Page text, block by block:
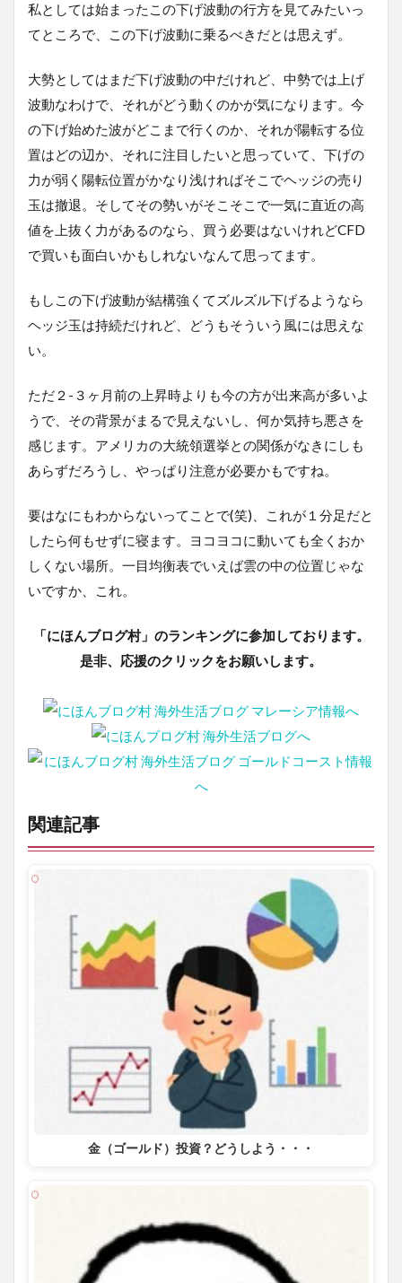
私としては始まったこの下げ波動の行方を見てみたいっ
てところで、この下げ波動に乗るべきだとは思えず。
大勢としてはまだ下げ波動の中だけれど、中勢では上げ
波動なわけで、それがどう動くのかが気になります。今
の下げ始めた波がどこまで行くのか、それが陽転する位
置はどの辺か、それに注目したいと思っていて、下げの
力が弱く陽転位置がかなり浅ければそこでヘッジの売り
玉は撤退。そしてその勢いがそこそこで一気に直近の高
値を上抜く力があるのなら、買う必要はないけれどCFD
で買いも面白いかもしれないなんて思ってます。
もしこの下げ波動が結構強くてズルズル下げるようなら
ヘッジ玉は持続だけれど、どうもそういう風には思えな
い。
ただ２-３ヶ月前の上昇時よりも今の方が出来高が多いよ
うで、その背景がまるで見えないし、何か気持ち悪さを
感じます。アメリカの大統領選挙との関係がなきにしも
あらずだろうし、やっぱり注意が必要かもですね。
要はなにもわからないってことで(笑)、これが１分足だと
したら何もせずに寝ます。ヨコヨコに動いても全くおか
しくない場所。一目均衡表でいえば雲の中の位置じゃな
いですか、これ。
「にほんブログ村」のランキングに参加しております。
是非、応援のクリックをお願いします。
関連記事
金（ゴールド）投資？どうしよう・・・